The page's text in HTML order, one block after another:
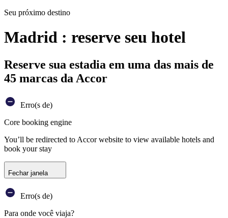
Seu próximo destino
Madrid : reserve seu hotel
Reserve sua estadia em uma das mais de
45 marcas da Accor
Erro(s de)
Core booking engine
You’ll be redirected to Accor website to view available hotels and
book your stay
Fechar janela
Erro(s de)
Para onde você viaja?